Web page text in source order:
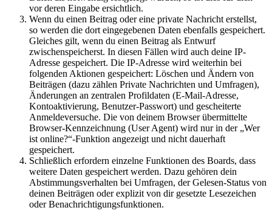
vor deren Eingabe ersichtlich.
Wenn du einen Beitrag oder eine private Nachricht erstellst,
so werden die dort eingegebenen Daten ebenfalls gespeichert.
Gleiches gilt, wenn du einen Beitrag als Entwurf
zwischenspeicherst. In diesen Fällen wird auch deine IP-
Adresse gespeichert. Die IP-Adresse wird weiterhin bei
folgenden Aktionen gespeichert: Löschen und Ändern von
Beiträgen (dazu zählen Private Nachrichten und Umfragen),
Änderungen an zentralen Profildaten (E-Mail-Adresse,
Kontoaktivierung, Benutzer-Passwort) und gescheiterte
Anmeldeversuche. Die von deinem Browser übermittelte
Browser-Kennzeichnung (User Agent) wird nur in der „Wer
ist online?“-Funktion angezeigt und nicht dauerhaft
gespeichert.
Schließlich erfordern einzelne Funktionen des Boards, dass
weitere Daten gespeichert werden. Dazu gehören dein
Abstimmungsverhalten bei Umfragen, der Gelesen-Status von
deinen Beiträgen oder explizit von dir gesetzte Lesezeichen
oder Benachrichtigungsfunktionen.